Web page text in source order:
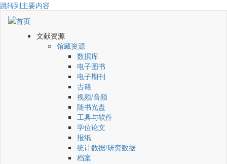
跳转到主要内容
文献资源
馆藏资源
数据库
电子图书
电子期刊
古籍
视频/音频
随书光盘
工具与软件
学位论文
报纸
统计数据/研究数据
档案